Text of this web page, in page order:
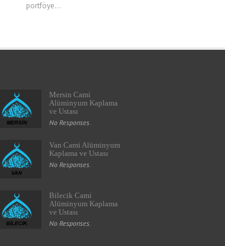
portföye...
Mersin Cami
Alüminyum Kaplama
ve Ustası
No Responses.
Van Cami Alüminyum
Kaplama ve Ustası
No Responses.
Bilecik Cami
Alüminyum Kaplama
ve Ustası
No Responses.